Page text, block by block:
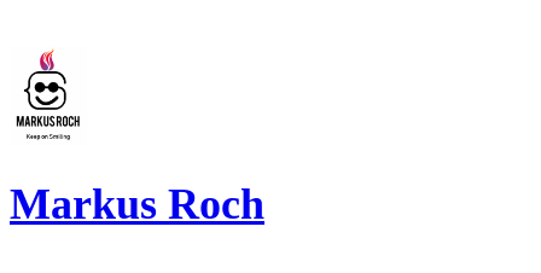
Inhalt
springen
Markus Roch